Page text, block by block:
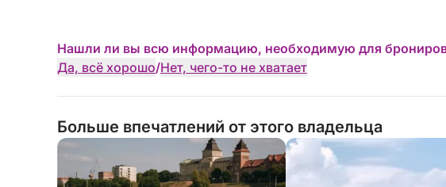
Нашли ли вы всю информацию, необходимую для
Да, всё хорошо/Нет, чего-то не хватает
Больше впечатлений от этого владельца